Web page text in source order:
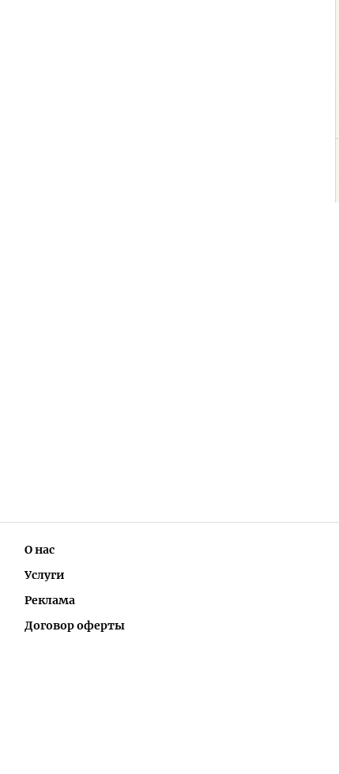
О нас
Услуги
Реклама
Договор оферты